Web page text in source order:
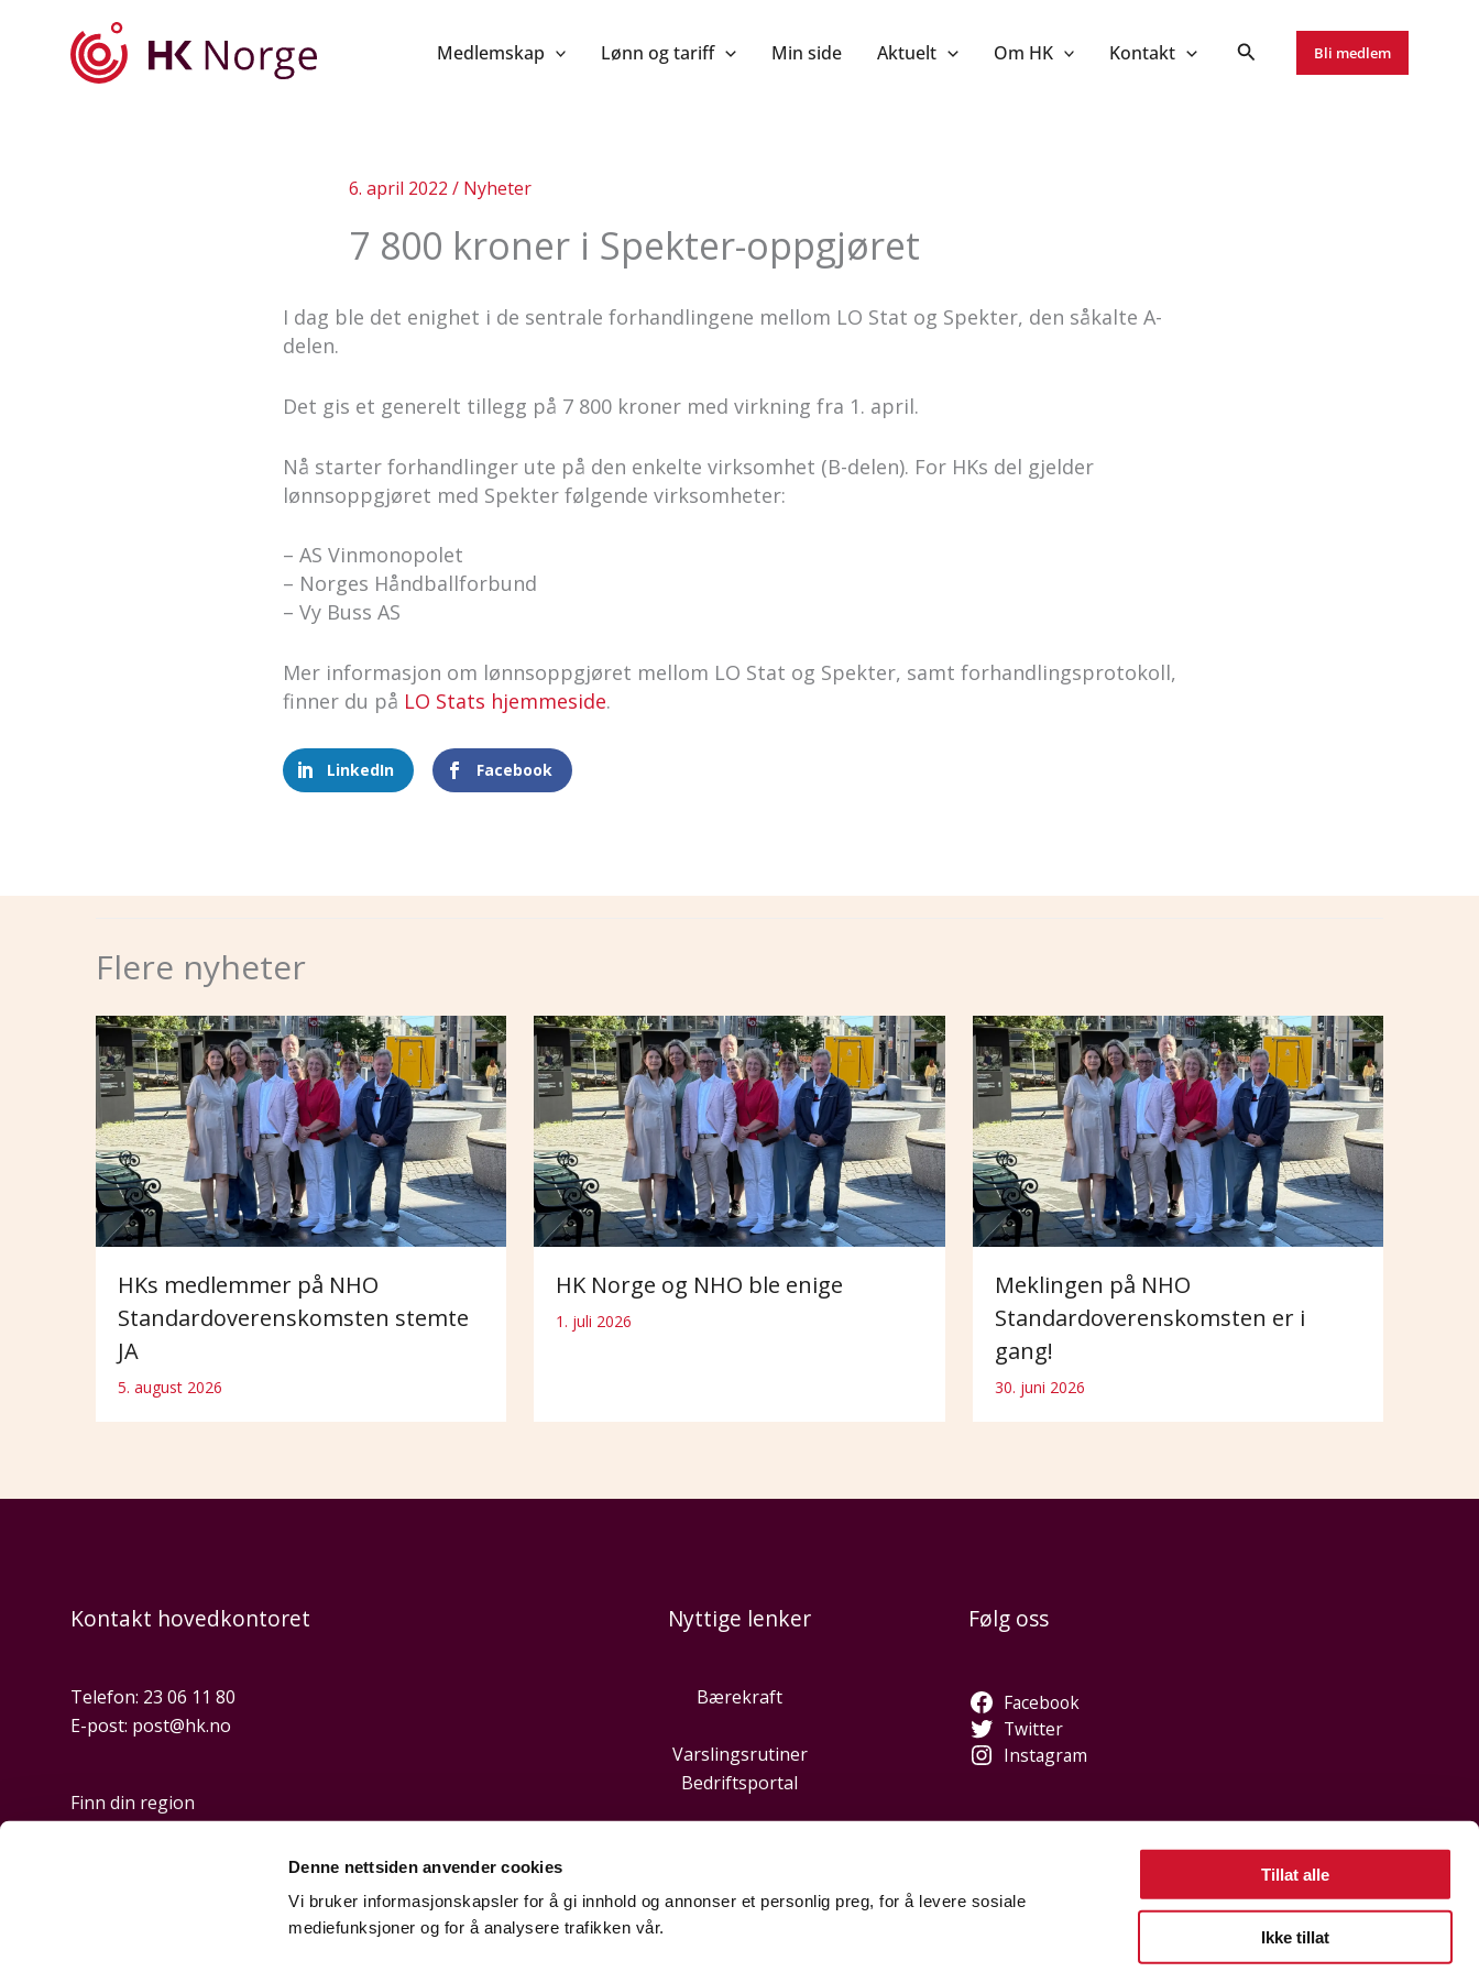
Denne nettsiden anvender cookies
Vi bruker informasjonskapsler for å gi innhold og annonser et personlig preg, for å levere sosiale
mediefunksjoner og for å analysere trafikken vår.
Tillat alle
Ikke tillat
Medlemskap Lønn og tariff Min side Aktuelt Om HK Kontakt Bli medlem
6. april 2022 / Nyheter
7 800 kroner i Spekter-oppgjøret
I dag ble det enighet i de sentrale forhandlingene mellom LO Stat og Spekter, den såkalte A-
delen.
Det gis et generelt tillegg på 7 800 kroner med virkning fra 1. april.
Nå starter forhandlinger ute på den enkelte virksomhet (B-delen). For HKs del gjelder
lønnsoppgjøret med Spekter følgende virksomheter:
– AS Vinmonopolet
– Norges Håndballforbund
– Vy Buss AS
Mer informasjon om lønnsoppgjøret mellom LO Stat og Spekter, samt forhandlingsprotokoll,
finner du på LO Stats hjemmeside.
LinkedIn Facebook
Flere nyheter
HKs medlemmer på NHO
Standardoverenskomsten stemte
JA
5. august 2026
HK Norge og NHO ble enige
1. juli 2026
Meklingen på NHO
Standardoverenskomsten er i
gang!
30. juni 2026
Kontakt hovedkontoret
Telefon: 23 06 11 80
E-post: post@hk.no
Finn din region
Nyttige lenker
Bærekraft
Varslingsrutiner
Bedriftsportal
Følg oss
Facebook
Twitter
Instagram
Hei, jeg heter Sidsel. Hva kan jeg hjelpe med?